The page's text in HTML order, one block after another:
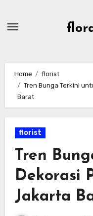
Home
florist
Tren Bunga Terkini
Barat
florist
Tren
Dekorasi
Jakarta